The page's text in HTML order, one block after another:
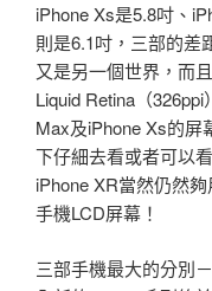
iPhone Xs是5.8吋、
則是6.1吋，三部的差
又是另一個世界，而
Liquid Retina（
Max及iPhone Xs的屏
下仔細去看或者可以
iPhone XR當然仍然
手機LCD屏幕！
三部手機最大的分別